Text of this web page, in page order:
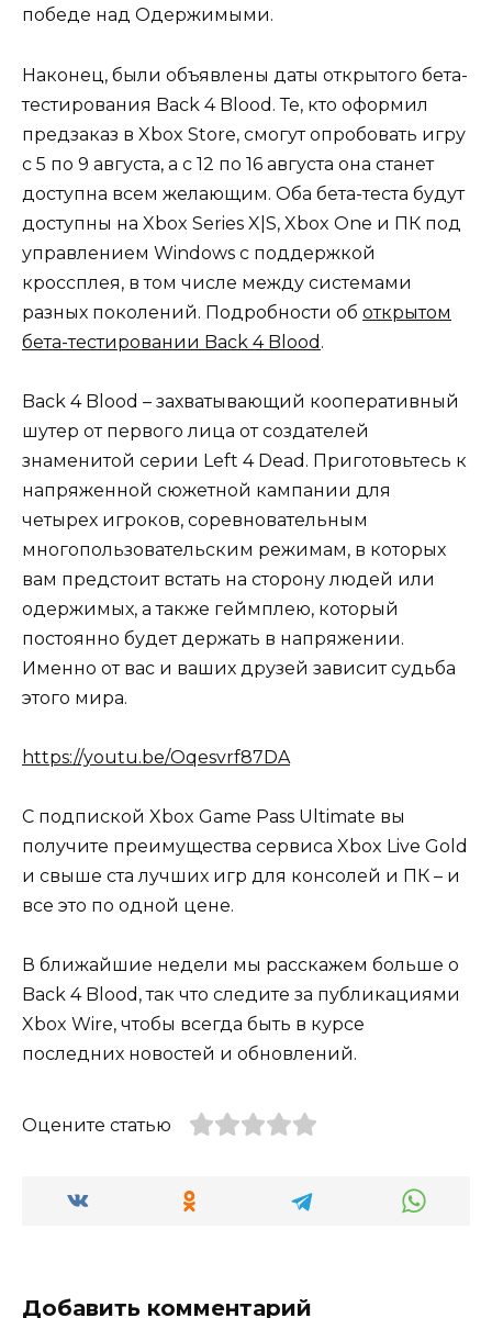
победе над Одержимыми.
Наконец, были объявлены даты открытого бета-
тестирования Back 4 Blood. Те, кто оформил
предзаказ в Xbox Store, смогут опробовать игру
с 5 по 9 августа, а с 12 по 16 августа она станет
доступна всем желающим. Оба бета-теста будут
доступны на Xbox Series X|S, Xbox One и ПК под
управлением Windows с поддержкой
кроссплея, в том числе между системами
разных поколений. Подробности об открытом
бета-тестировании Back 4 Blood .
Back 4 Blood – захватывающий кооперативный
шутер от первого лица от создателей
знаменитой серии Left 4 Dead. Приготовьтесь к
напряженной сюжетной кампании для
четырех игроков, соревновательным
многопользовательским режимам, в которых
вам предстоит встать на сторону людей или
одержимых, а также геймплею, который
постоянно будет держать в напряжении.
Именно от вас и ваших друзей зависит судьба
этого мира.
https://youtu.be/Oqesvrf87DA
С подпиской Xbox Game Pass Ultimate вы
получите преимущества сервиса Xbox Live Gold
и свыше ста лучших игр для консолей и ПК – и
все это по одной цене.
В ближайшие недели мы расскажем больше о
Back 4 Blood, так что следите за публикациями
Xbox Wire, чтобы всегда быть в курсе
последних новостей и обновлений.
Оцените статью
Добавить комментарий